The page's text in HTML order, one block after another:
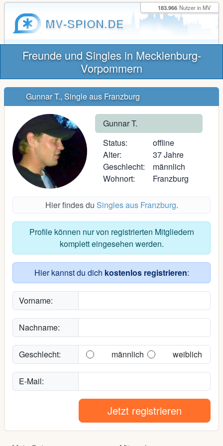
MV-SPION.DE
183.966 Nutzer in MV
Freunde und Singles in Mecklenburg-
Vorpommern
Gunnar T., Single aus Franzburg
Gunnar T.
Status:
offline
Alter:
37 Jahre
Geschlecht:
männlich
Wohnort:
Franzburg
Hier findes du Singles aus Franzburg.
Profile können nur von registrierten Mitgliedern
komplett eingesehen werden.
Hier kannst du dich kostenlos registrieren:
Vorname:
Nachname:
Geschlecht: männlich weiblich
E-Mail:
Jetzt registrieren